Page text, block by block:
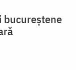
bucureștene